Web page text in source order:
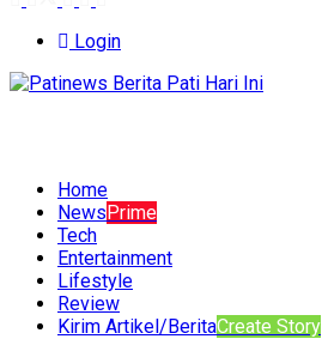
Login
Home
NewsPrime
Tech
Entertainment
Lifestyle
Review
Kirim Artikel/BeritaCreate Story